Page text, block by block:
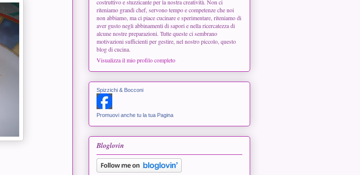
costruttivo e stuzzicante per la nostra creatività. Non ci
riteniamo grandi chef, servono tempo e competenze che noi
non abbiamo, ma ci piace cucinare e sperimentare, riteniamo di
aver gusto negli abbinamenti di sapori e nella ricercatezza di
alcune nostre preparazioni. Tutte queste ci sembrano
motivazioni sufficienti per gestire, nel nostro piccolo, questo
blog di cucina.
Visualizza il mio profilo completo
Spizzichi & Bocconi
Promuovi anche tu la tua Pagina
Bloglovin